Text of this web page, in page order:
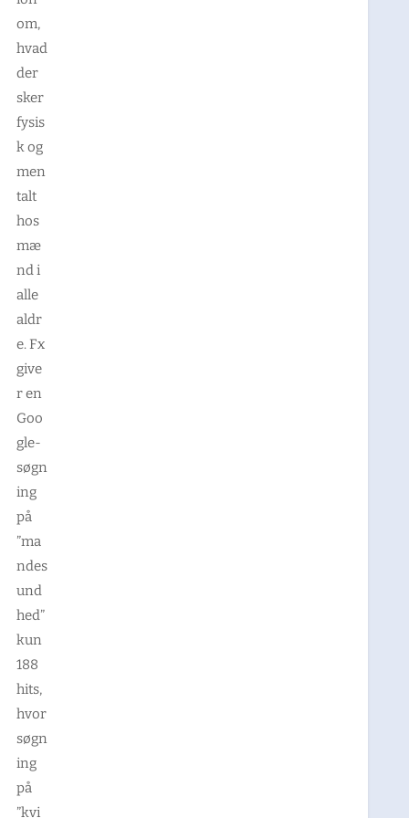
om,
hvad
der
sker
fysis
k og
men
talt
hos
mæ
nd i
alle
aldr
e. Fx
give
r en
Goo
gle-
søgn
ing
på
”ma
ndes
und
hed”
kun
188
hits,
hvor
søgn
ing
på
”kvi